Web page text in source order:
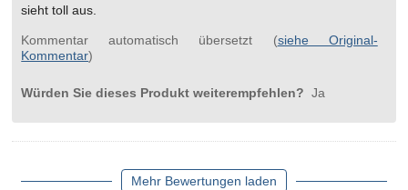
sieht toll aus.
Kommentar automatisch übersetzt (siehe Original-
Kommentar)
Würden Sie dieses Produkt weiterempfehlen? Ja
Mehr Bewertungen laden